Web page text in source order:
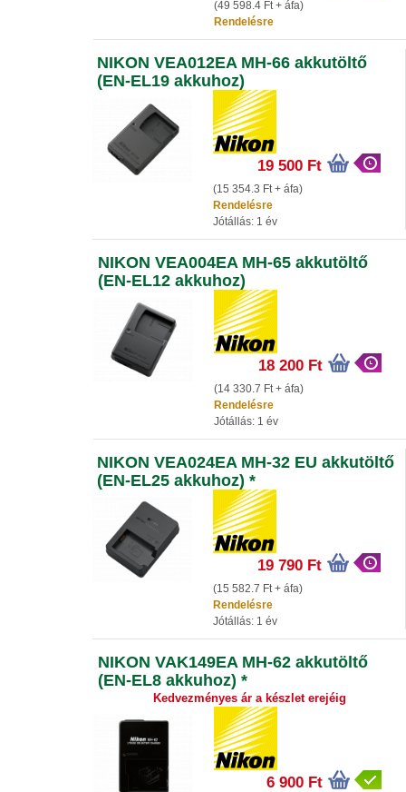
(49 598.4 Ft + áfa)
Rendelésre
NIKON VEA012EA MH-66 akkutöltő
(EN-EL19 akkuhoz)
19 500 Ft
(15 354.3 Ft + áfa)
Rendelésre
Jótállás: 1 év
NIKON VEA004EA MH-65 akkutöltő
(EN-EL12 akkuhoz)
18 200 Ft
(14 330.7 Ft + áfa)
Rendelésre
Jótállás: 1 év
NIKON VEA024EA MH-32 EU akkutöltő
(EN-EL25 akkuhoz) *
19 790 Ft
(15 582.7 Ft + áfa)
Rendelésre
Jótállás: 1 év
NIKON VAK149EA MH-62 akkutöltő
(EN-EL8 akkuhoz) *
Kedvezményes ár a készlet erejéig
6 900 Ft